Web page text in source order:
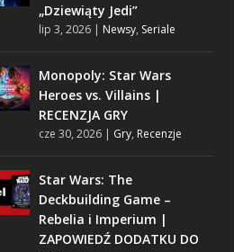
„Dziewiąty Jedi”
lip 3, 2026| Newsy, Seriale
Monopoly: Star Wars
Heroes vs. Villains |
RECENZJA GRY
cze 30, 2026| Gry, Recenzje
Star Wars: The
Deckbuilding Game –
Rebelia i Imperium |
ZAPOWIEDŹ DODATKU DO